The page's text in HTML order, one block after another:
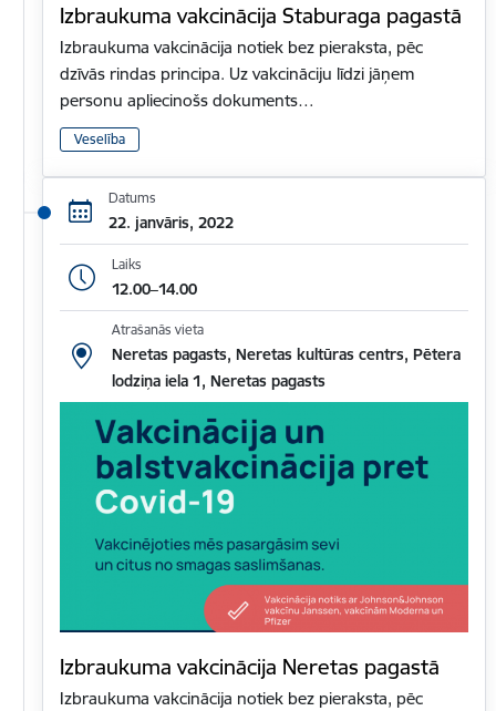
Izbraukuma vakcinācija Staburaga pagastā
Izbraukuma vakcinācija notiek bez pieraksta, pēc
dzīvās rindas principa. Uz vakcināciju līdzi jāņem
personu apliecinošs dokuments…
Veselība
Datums
22. janvāris, 2022
Laiks
12.00–14.00
Atrašanās vieta
Neretas pagasts, Neretas kultūras centrs, Pētera
lodziņa iela 1, Neretas pagasts
Izbraukuma vakcinācija Neretas pagastā
Izbraukuma vakcinācija notiek bez pieraksta, pēc